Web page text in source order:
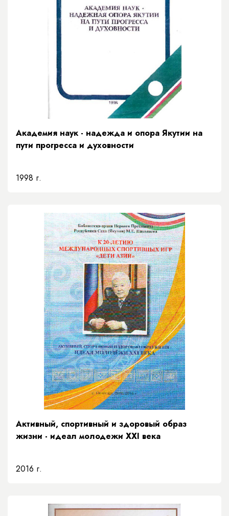
Академия наук - надежда и опора Якутии на
пути прогресса и духовности
1998 г.
Активный, спортивный и здоровый образ
жизни - идеал молодежи XXI века
2016 г.